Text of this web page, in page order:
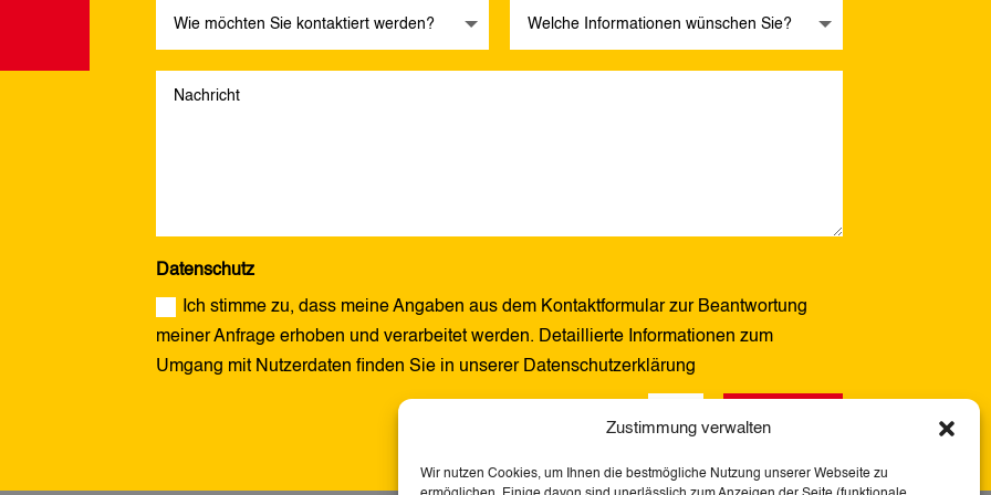
Zustimmung verwalten
Wir nutzen Cookies, um Ihnen die bestmögliche Nutzung unserer Webseite zu
Datenschutz
Ich stimme zu, dass meine Angaben aus dem Kontaktformular zur Beantwortung
meiner Anfrage erhoben und verarbeitet werden. Detaillierte Informationen zum
Umgang mit Nutzerdaten finden Sie in unserer Datenschutzerklärung
2 + 12 = Senden